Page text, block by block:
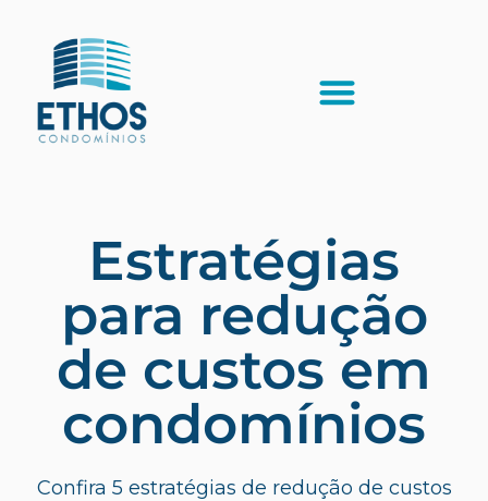
Estratégias
para redução
de custos em
condomínios
Confira 5 estratégias de redução de custos